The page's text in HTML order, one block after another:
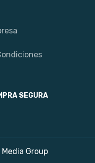
SEGURA
Media Group